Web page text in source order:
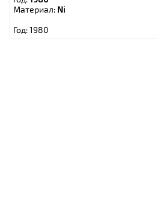
Материал: Ni
Год: 1980